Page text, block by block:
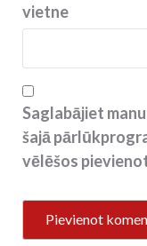
vietne
Saglabājiet
šajā
vēlēšos